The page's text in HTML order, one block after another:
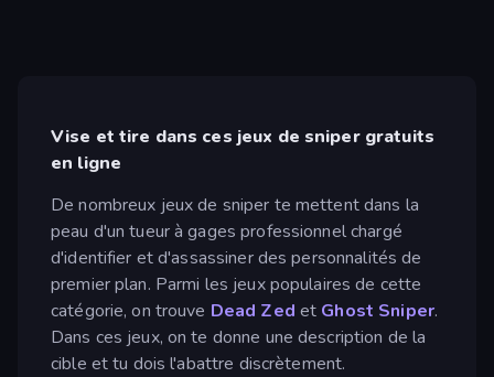
Vise et tire dans ces jeux de sniper gratuits
en ligne
De nombreux jeux de sniper te mettent dans la
peau d'un tueur à gages professionnel chargé
d'identifier et d'assassiner des personnalités de
premier plan. Parmi les jeux populaires de cette
catégorie, on trouve Dead Zed et Ghost Sniper.
Dans ces jeux, on te donne une description de la
cible et tu dois l'abattre discrètement.